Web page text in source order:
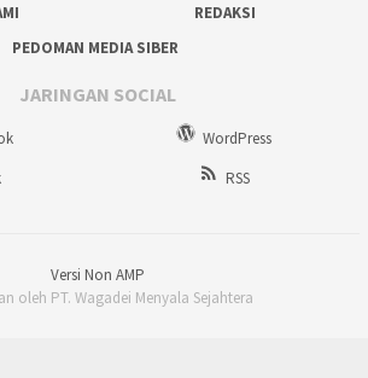
REDAKSI
PEDOMAN MEDIA SIBER
JARINGAN SOCIAL
WordPress
RSS
Versi Non AMP
oleh PT. Wagadei Menyala Sejahtera